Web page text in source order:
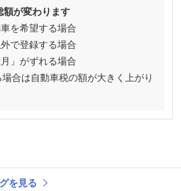
額が変わります
を希望する場合
で登録する場合
」がずれる場合
合は自動車税の額が大きく上がり
を見る